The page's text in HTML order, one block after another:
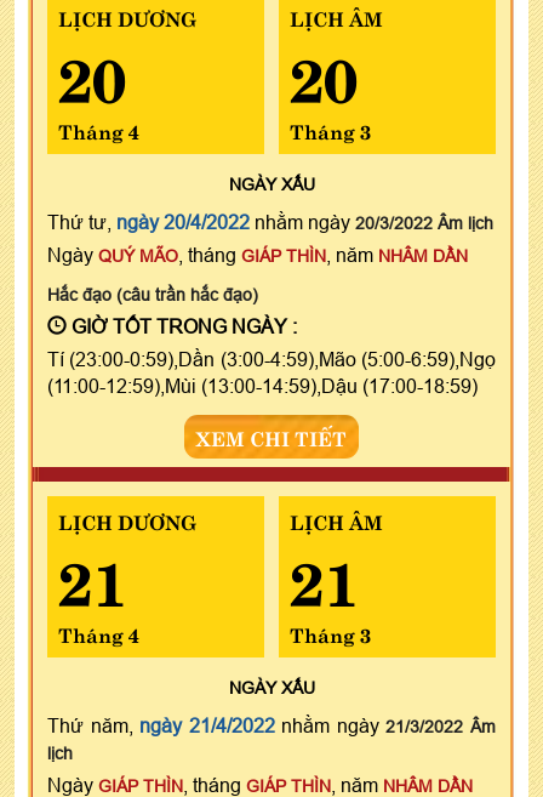
LỊCH DƯƠNG
20
Tháng 4
LỊCH ÂM
20
Tháng 3
NGÀYXẤU
Thứ tư, ngày 20/4/2022 nhằm ngày 20/3/2022 Âm lịch
Ngày QUÝ MÃO , tháng GIÁP THÌN , năm NHÂM DẦN
Hắc đạo (câu trần hắc đạo)
GIỜ TỐT TRONG NGÀY :
Tí (23:00-0:59),Dần (3:00-4:59),Mão (5:00-6:59),Ngọ
(11:00-12:59),Mùi (13:00-14:59),Dậu (17:00-18:59)
XEM CHI TIẾT
LỊCH DƯƠNG
21
Tháng 4
LỊCH ÂM
21
Tháng 3
NGÀYXẤU
Thứ năm, ngày 21/4/2022nhằm ngày21/3/2022 Âm
lịch
Ngày GIÁP THÌN , tháng GIÁP THÌN , năm NHÂM DẦN